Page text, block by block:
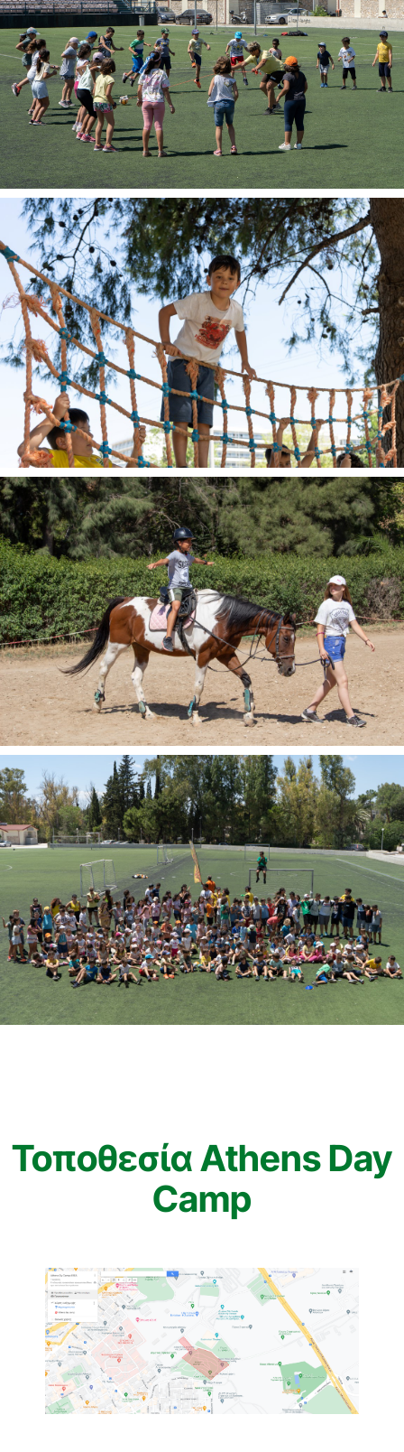
Τοποθεσία Athens Day
Camp